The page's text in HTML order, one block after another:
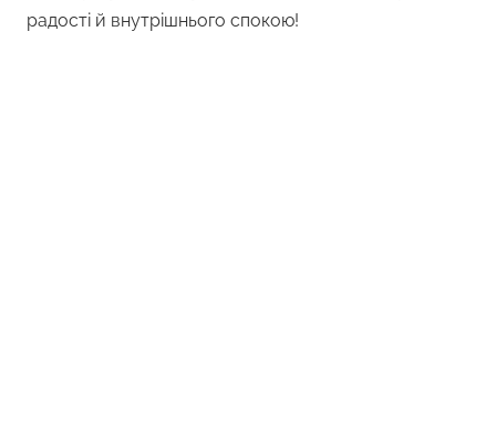
радості й внутрішнього спокою!